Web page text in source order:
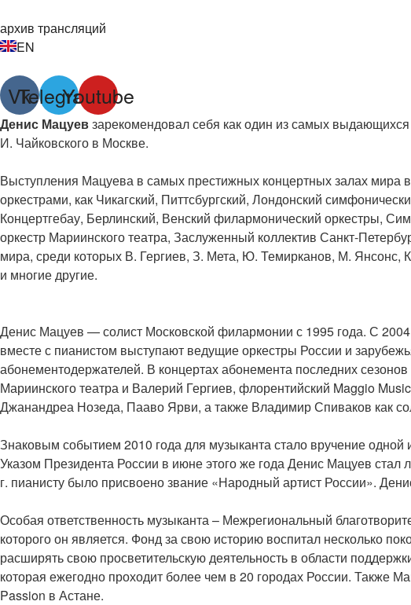
архив трансляций
EN
Vk
Telegram
Youtube
Денис Мацуевзарекомендовал себя как один из самых
И. Чайковского в Москве.
Выступления Мацуева в самых престижных концертных залах мира
оркестрами, как Чикагский, Питтсбургский, Лондонский
Концертгебау, Берлинский, Венский филармонический оркестры,
оркестр Мариинского театра, Заслуженный коллектив Санкт-
мира, среди которых В. Гергиев, З. Мета, Ю. Темирканов, М.
и многие другие.
Денис Мацуев — солист Московской филармонии с 1995 года. С
вместе с пианистом выступают ведущие оркестры России и
абонементодержателей. В концертах абонемента последних
Мариинского театра и Валерий Гергиев, флорентийский Maggio
Джанандреа Нозеда, Пааво Ярви, а также Владимир Спиваков как
Знаковым событием 2010 года для музыканта стало вручение
Указом Президента России в июне этого же года Денис Мацуев стал
г. пианисту было присвоено звание «Народный артист России».
Особая ответственность музыканта – Межрегиональный
которого он является. Фонд за свою историю воспитал несколько
расширять свою просветительскую деятельность в области
которая ежегодно проходит более чем в 20 городах России. Также
Passion в Астане.